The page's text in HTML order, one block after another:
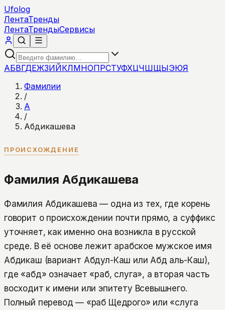
Ufolog
ЛентаТренды
ЛентаТрендыСервисы
АБВГДЕЖЗИЙКЛМНОПРСТУФХЦЧШЩЫЭЮЯ
Фамилии
/
А
/
Абдикашева
ПРОИСХОЖДЕНИЕ
Фамилия Абдикашева
Фамилия Абдикашева — одна из тех, где корень
говорит о происхождении почти прямо, а суффикс
уточняет, как именно она возникла в русской
среде. В её основе лежит арабское мужское имя
Абдикаш (вариант Абдул-Каш или Абд аль-Каш),
где «абд» означает «раб, слуга», а вторая часть
восходит к имени или эпитету Всевышнего.
Полный перевод — «раб Щедрого» или «слуга